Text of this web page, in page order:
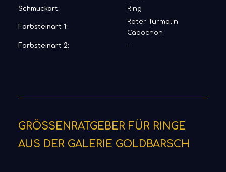
Schmuckart:
Ring
Farbsteinart 1:
Roter Turmalin
Cabochon
Farbsteinart 2:
–
GRÖSSENRATGEBER FÜR RINGE
AUS DER GALERIE GOLDBARSCH